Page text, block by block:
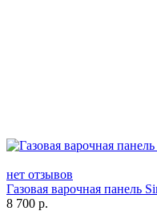
нет отзывов
Газовая варочная панель
8 700 р.